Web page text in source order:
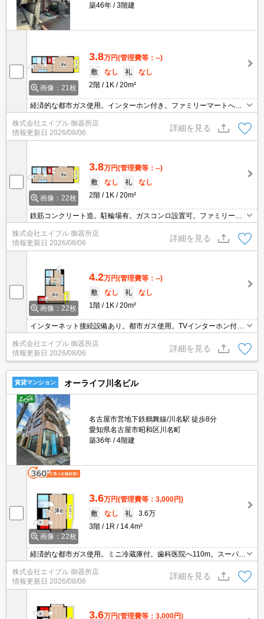
築46年
3階建
画像：21枚
3.8万円(管理費等：--)
敷
なし 礼
なし
2階
1K 20m²
経済的な都市ガス使用。インターホン付き。ファミリーマートへ11
スーパーマックスバリューへ650m。ファミリーレストランへ670
m。
株式会社エイブル 御器所店
情報更新日 2026/08/06
詳細を見る
画像：22枚
3.8万円(管理費等：--)
敷
なし 礼
なし
2階
1K 20m²
鉄筋コンクリート造。駐輪場有。ガスコンロ設置可。ファミリーマ
へ450m。スーパーマックスバリューへ650m。マクドナルドへ810
m。
株式会社エイブル 御器所店
情報更新日 2026/08/06
詳細を見る
画像：22枚
4.2万円(管理費等：--)
敷
なし 礼
なし
1階
1K 20m²
インターネット接続設備あり。都市ガス使用。TVインターホン付
へ110m。ドラッグストアへ410m。郵便局へ430m。スーパーへ450
m。
株式会社エイブル 御器所店
情報更新日 2026/08/06
詳細を見る
賃貸マンション オーライフ川名ビル
名古屋市営地下鉄鶴舞線/川名駅 徒歩8分
愛知県名古屋市昭和区川名町
築36年
4階建
画像：22枚
3.6万円(管理費等：3,000円)
敷
なし 礼
3.6万
3階
1R 14.4m²
経済的な都市ガス使用。ミニ冷蔵庫付。歯科医院へ110m。スーパー
へ150m。郵便局へ350m。ファミリーマートへ390m。ファミリー
レストランへ590m。スーパーマックスバリューへ640m。
株式会社エイブル 御器所店
情報更新日 2026/08/06
詳細を見る
3.6万円(管理費等：3,000円)